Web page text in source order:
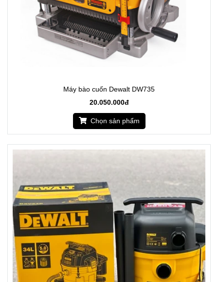
Máy bào cuốn Dewalt DW735
20.050.000đ
Chọn sản phẩm